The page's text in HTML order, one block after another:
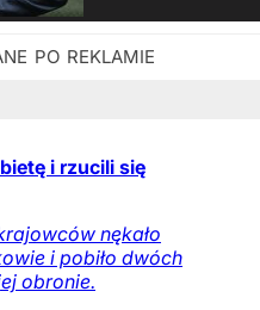
i rzucili się
nękało
i pobiło dwóch
obronie.